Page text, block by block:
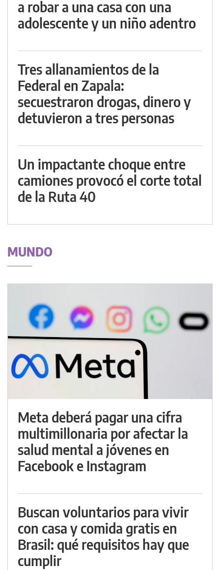
a robar a una casa con una
adolescente y un niño adentro
Tres allanamientos de la
Federal en Zapala:
secuestraron drogas, dinero y
detuvieron a tres personas
Un impactante choque entre
camiones provocó el corte total
de la Ruta 40
MUNDO
Meta deberá pagar una cifra
multimillonaria por afectar la
salud mental a jóvenes en
Facebook e Instagram
Buscan voluntarios para vivir
con casa y comida gratis en
Brasil: qué requisitos hay que
cumplir